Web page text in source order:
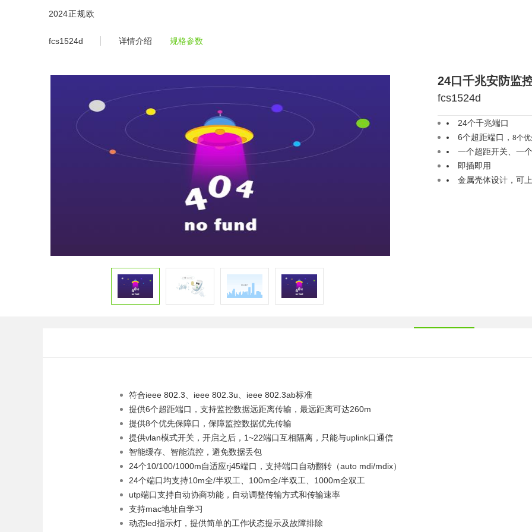
fcs1524d -2024正规欧洲杯平台
2024正规欧
洲杯平
fcs1524d 详情介绍 规格参数
24口千兆安防监
fcs1524d
24个千兆端口
6个超距端口， 8个
一个超距开关、一
即插即用
金属壳体设计，可
符合ieee 802.3、ieee 802.3u、ieee 802.3ab标准
提供6个超距端口，支持监控数据远距离传输，最远距离可达260m
提供8个优先保障口，保障监控数据优先传输
提供vlan模式开关，开启之后，1~22端口互相隔离，只能与uplink口通信
智能缓存、智能流控，避免数据丢包
24个10/100/1000m自适应rj45端口，支持端口自动翻转（auto mdi/mdix）
24个端口均支持10m全/半双工、100m全/半双工、1000m全双工
utp端口支持自动协商功能，自动调整传输方式和传输速率
支持mac地址自学习
动态led指示灯，提供简单的工作状态提示及故障排除